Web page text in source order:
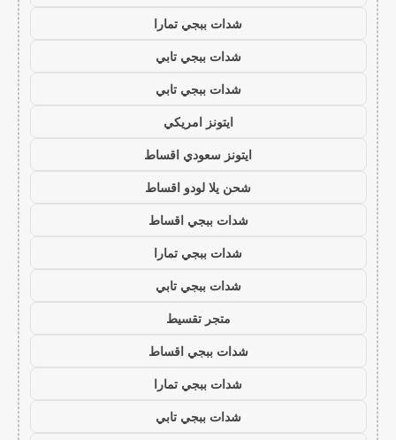
شدات ببجي تمارا
شدات ببجي تابي
شدات ببجي تابي
ايتونز امريكي
ايتونز سعودي اقساط
شحن يلا لودو اقساط
شدات ببجي اقساط
شدات ببجي تمارا
شدات ببجي تابي
متجر تقسيط
شدات ببجي اقساط
شدات ببجي تمارا
شدات ببجي تابي